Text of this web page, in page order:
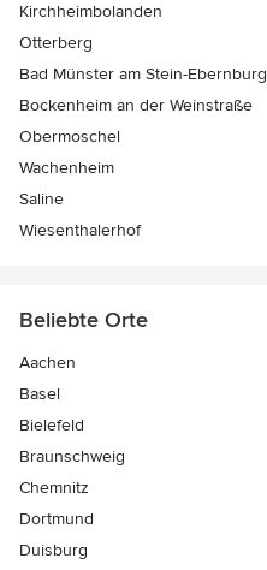
Kirchheimbolanden
Otterberg
Bad Münster am Stein-Ebernburg
Bockenheim an der Weinstraße
Obermoschel
Wachenheim
Saline
Wiesenthalerhof
Beliebte Orte
Aachen
Basel
Bielefeld
Braunschweig
Chemnitz
Dortmund
Duisburg